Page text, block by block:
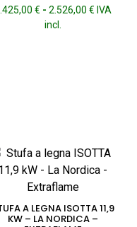
€ - 2.526,00 €Fascia
IVA
incl.
A LEGNA ISOTTA 11,9
KW – LA NORDICA –